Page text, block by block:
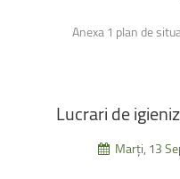
Anexa 1 plan de
Lucraride
Marți, 13